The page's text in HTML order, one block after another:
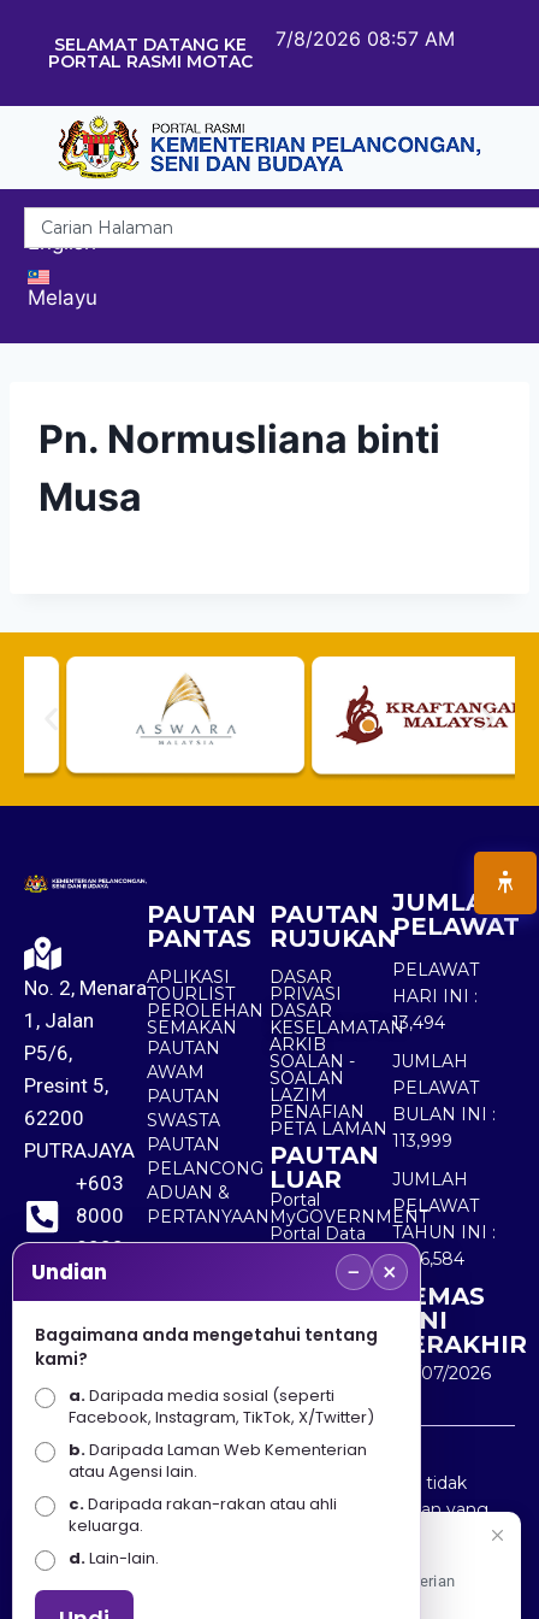
SELAMAT DATANG KE
PORTAL RASMI MOTAC
7/8/2026 08:57 AM
English
Melayu
Pn. Normusliana binti
Musa
No. 2, Menara
1, Jalan
P5/6,
Presint 5,
62200
PUTRAJAYA
+603
8000
8000
+603
8891
7100
PAUTAN
PANTAS
APLIKASI
TOURLIST
PEROLEHAN
SEMAKAN
PAUTAN
AWAM
PAUTAN
SWASTA
PAUTAN
PELANCONG
ADUAN &
PERTANYAAN
PAUTAN
RUJUKAN
DASAR
PRIVASI
DASAR
KESELAMATAN
ARKIB
SOALAN -
SOALAN
LAZIM
PENAFIAN
PETA LAMAN
PAUTAN
LUAR
Portal
MyGOVERNMENT
Portal Data
Terbuka
Sektor Awam
JUMLAH
PELAWAT
PELAWAT
HARI INI :
13,494
JUMLAH
PELAWAT
BULAN INI :
113,999
JUMLAH
PELAWAT
TAHUN INI :
5,516,584
KEMAS
KINI
TERAKHIR
30/07/2026
Penafian : Kerajaan Malaysia dan Kementerian
Pelancongan Seni dan Budaya (MOTAC) adalah tidak
bertanggungjawab atas kehilangan atau kerugian yang
disebabkan oleh penggunaan mana-mana maklumat
yang diperolehi dari portal ini.
Undian − ×
Bagaimana anda mengetahui tentang
kami?
a.Daripada media sosial (seperti
Facebook, Instagram, TikTok, X/Twitter)
b.Daripada Laman Web Kementerian
atau Agensi lain.
c.Daripada rakan-rakan atau ahli
keluarga.
d.Lain-lain.
Apa Khabar! Selamat datang ke Portal Rasmi Kementerian
Pelancongan, Seni dan Budaya